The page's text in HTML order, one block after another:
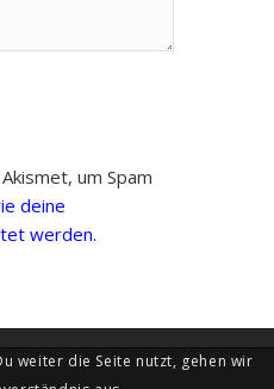
um Spam
deine
werden.
weiter die Seite nutzt, gehen wir